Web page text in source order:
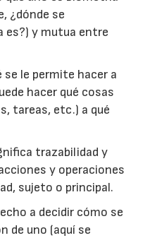
¿dónde se
es?) y mutua entre
se le permite hacer a
hacer qué cosas
tareas, etc.) a qué
trazabilidad y
y operaciones
sujeto o principal.
a decidir cómo se
de uno (aquí se